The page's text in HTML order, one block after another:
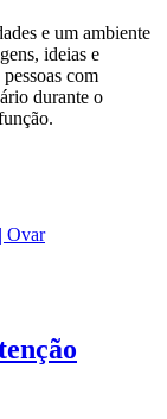
e um ambiente
ideias e
com
durante o
Ovar